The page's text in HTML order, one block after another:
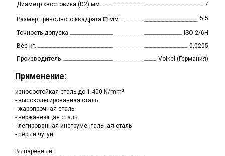
Диаметр хвостовика (D2) мм.
7
Размер приводного квадрата ⧄ мм. 5.5
Точность допуска
ISO 2/6H
Вес кг.
0,0205
Производитель
Volkel (Германия)
Применение:
износостойкая сталь до 1.400 N/mm²
- высоколегированная сталь
- жаропрочная сталь
- нержавеющая сталь
- легированная инструментальная сталь
- серый чугун
Выпаренный: